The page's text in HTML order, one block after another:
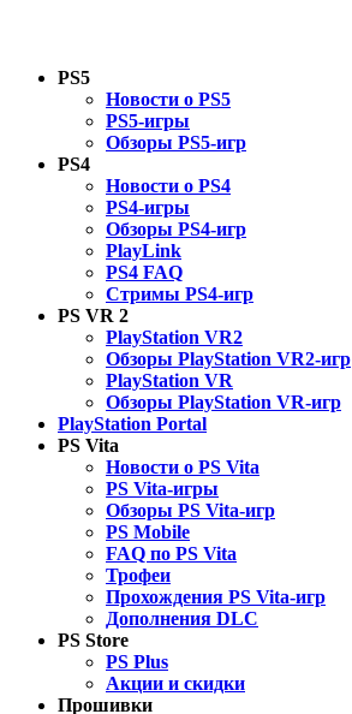
PS5
Новости о PS5
PS5-игры
Обзоры PS5-игр
PS4
Новости о PS4
PS4-игры
Обзоры PS4-игр
PlayLink
PS4 FAQ
Стримы PS4-игр
PS VR 2
PlayStation VR2
Обзоры PlayStation VR2-игр
PlayStation VR
Обзоры PlayStation VR-игр
PlayStation Portal
PS Vita
Новости о PS Vita
PS Vita-игры
Обзоры PS Vita-игр
PS Mobile
FAQ по PS Vita
Трофеи
Прохождения PS Vita-игр
Дополнения DLC
PS Store
PS Plus
Акции и скидки
Прошивки